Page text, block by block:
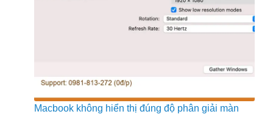
Macbook không hiển thị đúng độ phân giải màn